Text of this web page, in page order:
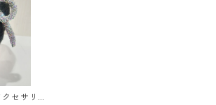
セサリ